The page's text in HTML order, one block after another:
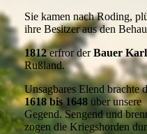
Sie kamen nach Roding,
ihre Besitzer aus den
1812erfror derBauer Karl
Rußland.
Unsagbares Elend brachte
1618 bis 1648 über unsere
Gegend. Sengend und
zogen die Kriegshorden